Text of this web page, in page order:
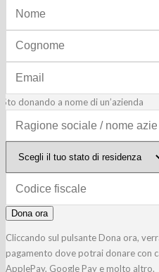
Sto donando a nome di un’azienda
Dona ora
Cliccando sul pulsante Dona ora,
pagamento dove potrai donare con
ApplePay, Google Pay e molto altro.